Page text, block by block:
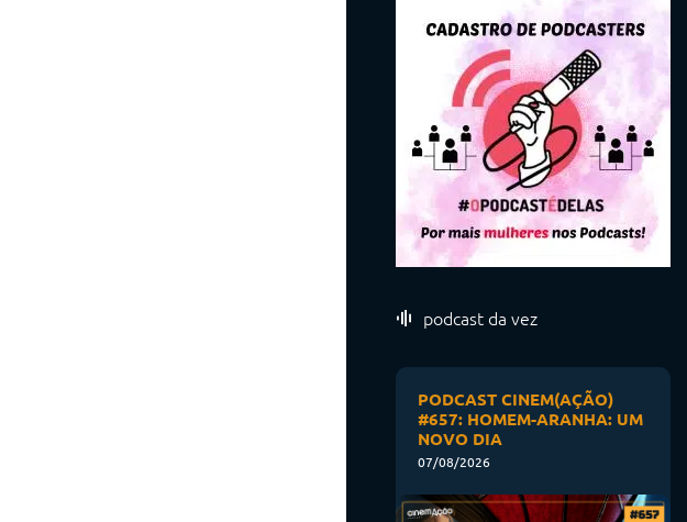
podcast da vez
PODCAST CINEM(AÇÃO)
#657: HOMEM-ARANHA: UM
NOVO DIA
07/08/2026